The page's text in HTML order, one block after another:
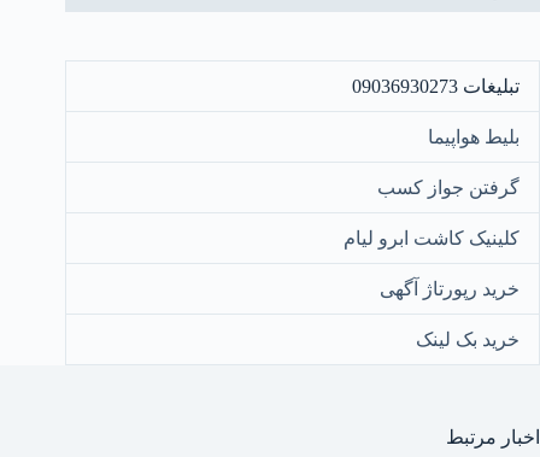
تبلیغات 09036930273
بلیط هواپیما
گرفتن جواز کسب
کلینیک کاشت ابرو لیام
خرید رپورتاژ آگهی
خرید بک لینک
اخبار مرتبط